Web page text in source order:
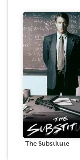
The Substitute